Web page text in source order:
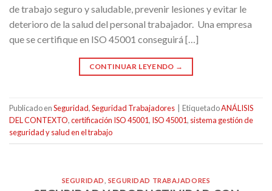
de trabajo seguro y saludable, prevenir lesiones y evitar le
deterioro de la salud del personal trabajador. Una empresa
que se certifique en ISO 45001 conseguirá […]
CONTINUAR LEYENDO →
Publicado enSeguridad,Seguridad Trabajadores EtiquetadoANÁLISIS
DEL CONTEXTO,certificación ISO 45001, ISO 45001, sistema gestión de
seguridad y salud en el trabajo
SEGURIDAD SEGURIDAD TRABAJADORES